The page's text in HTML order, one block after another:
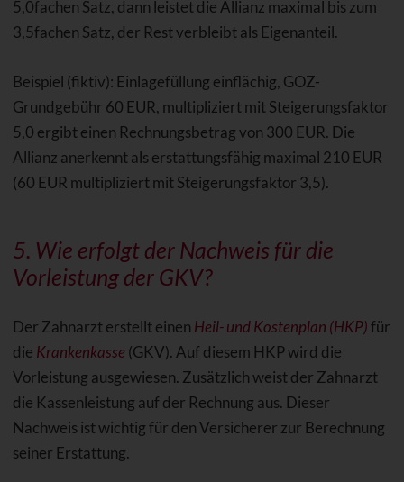
5,0fachen Satz, dann leistet die Allianz maximal bis zum
3,5fachen Satz, der Rest verbleibt als Eigenanteil.
Beispiel (fiktiv): Einlagefüllung einflächig, GOZ-
Grundgebühr 60 EUR, multipliziert mit Steigerungsfaktor
5,0 ergibt einen Rechnungsbetrag von 300 EUR. Die
Allianz anerkennt als erstattungsfähig maximal 210 EUR
(60 EUR multipliziert mit Steigerungsfaktor 3,5).
5. Wie erfolgt der Nachweis für die
Vorleistung der GKV?
Der Zahnarzt erstellt einen Heil- und Kostenplan (HKP)für
die Krankenkasse (GKV). Auf diesem HKP wird die
Vorleistung ausgewiesen. Zusätzlich weist der Zahnarzt
die Kassenleistung auf der Rechnung aus. Dieser
Nachweis ist wichtig für den Versicherer zur Berechnung
seiner Erstattung.